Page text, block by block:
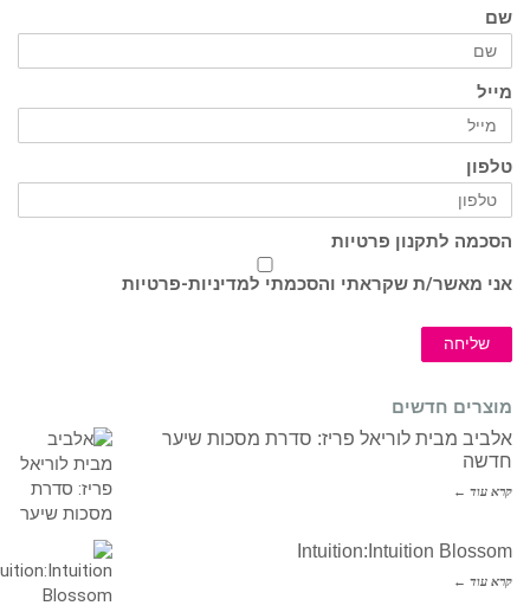
שם
מייל
טלפון
הסכמה לתקנון פרטיות
אני מאשר/ת שקראתי והסכמתי למדיניות-פרטיות
שליחה
מוצרים חדשים
אלביב מבית לוריאל פריז: סדרת מסכות שיער
חדשה
קרא עוד ←
Intuition:Intuition Blossom
קרא עוד ←